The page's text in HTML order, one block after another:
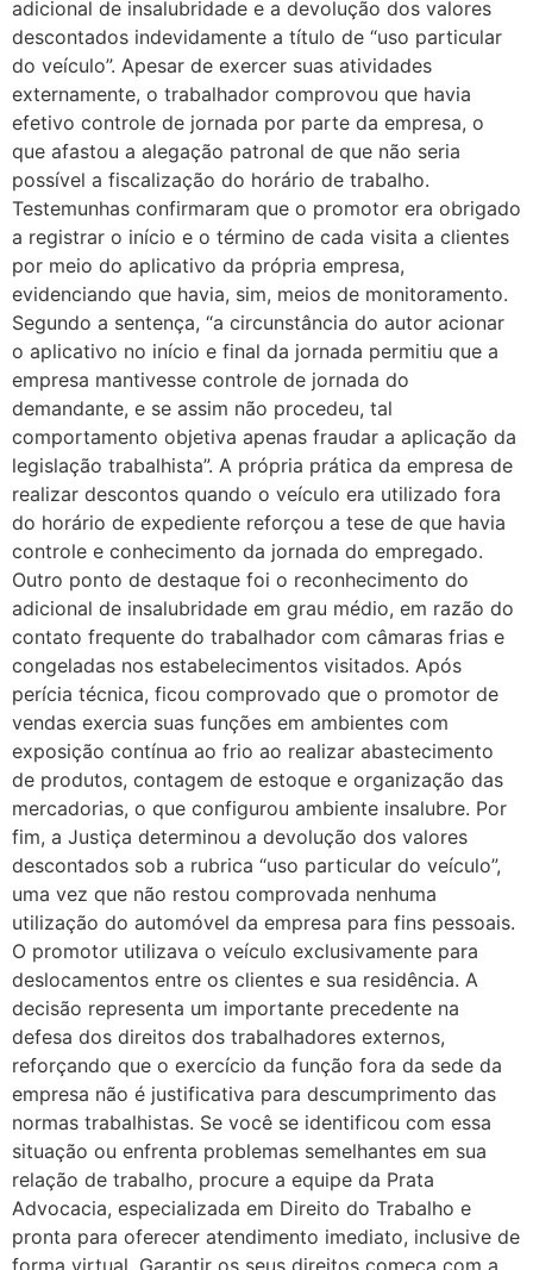
adicional de insalubridade e a devolução dos valores
descontados indevidamente a título de “uso particular
do veículo”.​ Apesar de exercer suas atividades
externamente, o trabalhador comprovou que havia
efetivo controle de jornada por parte da empresa, o
que afastou a alegação patronal de que não seria
possível a fiscalização do horário de trabalho.
Testemunhas confirmaram que o promotor era obrigado
a registrar o início e o término de cada visita a clientes
por meio do aplicativo da própria empresa,
evidenciando que havia, sim, meios de monitoramento.
Segundo a sentença, “a circunstância do autor acionar
o aplicativo no início e final da jornada permitiu que a
empresa mantivesse controle de jornada do
demandante, e se assim não procedeu, tal
comportamento objetiva apenas fraudar a aplicação da
legislação trabalhista”. A própria prática da empresa de
realizar descontos quando o veículo era utilizado fora
do horário de expediente reforçou a tese de que havia
controle e conhecimento da jornada do empregado.
Outro ponto de destaque foi o reconhecimento do
adicional de insalubridade em grau médio, em razão do
contato frequente do trabalhador com câmaras frias e
congeladas nos estabelecimentos visitados. Após
perícia técnica, ficou comprovado que o promotor de
vendas exercia suas funções em ambientes com
exposição contínua ao frio ao realizar abastecimento
de produtos, contagem de estoque e organização das
mercadorias, o que configurou ambiente insalubre. Por
fim, a Justiça determinou a devolução dos valores
descontados sob a rubrica “uso particular do veículo”,
uma vez que não restou comprovada nenhuma
utilização do automóvel da empresa para fins pessoais.
O promotor utilizava o veículo exclusivamente para
deslocamentos entre os clientes e sua residência. A
decisão representa um importante precedente na
defesa dos direitos dos trabalhadores externos,
reforçando que o exercício da função fora da sede da
empresa não é justificativa para descumprimento das
normas trabalhistas. Se você se identificou com essa
situação ou enfrenta problemas semelhantes em sua
relação de trabalho, procure a equipe da Prata
Advocacia, especializada em Direito do Trabalho e
pronta para oferecer atendimento imediato, inclusive de
forma virtual. Garantir os seus direitos começa com a